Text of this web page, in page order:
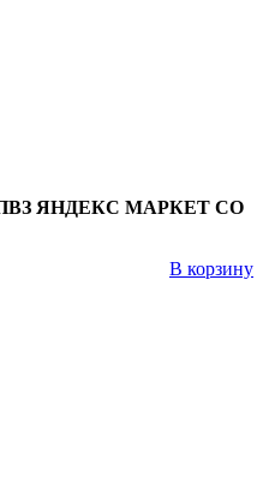
ЯНДЕКС МАРКЕТ СО
В корзину